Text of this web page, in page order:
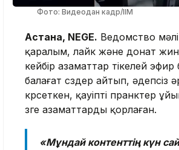
Фото: Видеодан кадр/ІІМ
Астана, NEGE. Ведомство
қаралым, лайк және донат
кейбір азаматтар тікелей
балағат сөздер айтып, әдепсіз
көрсеткен, қауіпті пранктер
өзге азаматтарды қорлаған.
«Мұндай контенттің күн